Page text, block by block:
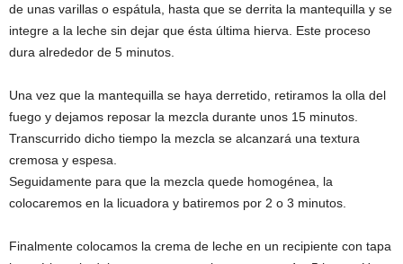
de unas varillas o espátula, hasta que se derrita la mantequilla y se
integre a la leche sin dejar que ésta última hierva. Este proceso
dura alrededor de 5 minutos.
Una vez que la mantequilla se haya derretido, retiramos la olla del
fuego y dejamos reposar la mezcla durante unos 15 minutos.
Transcurrido dicho tiempo la mezcla se alcanzará una textura
cremosa y espesa.
Seguidamente para que la mezcla quede homogénea, la
colocaremos en la licuadora y batiremos por 2 o 3 minutos.
Finalmente colocamos la crema de leche en un recipiente con tapa